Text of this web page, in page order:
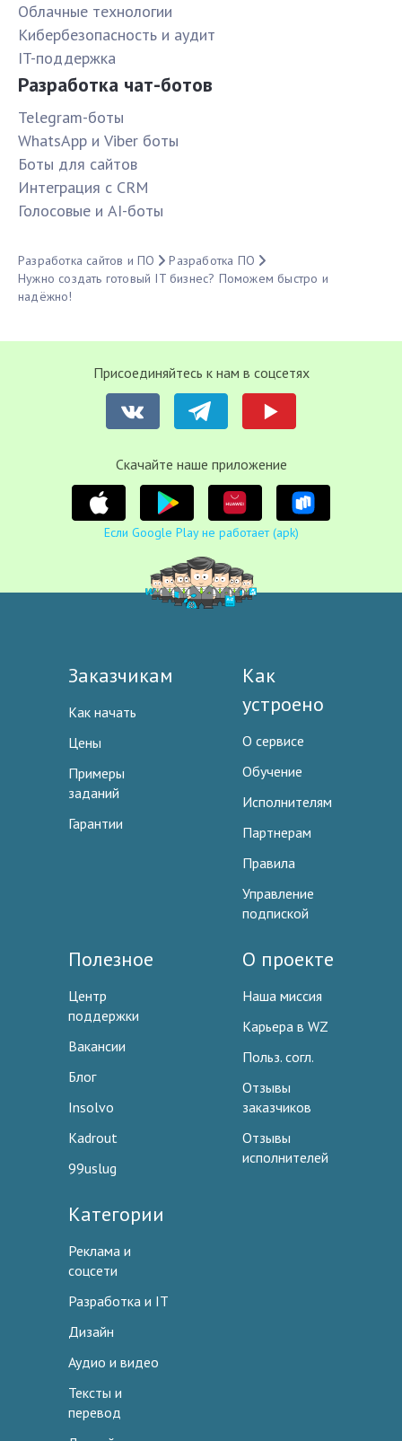
Облачные технологии
Кибербезопасность и аудит
IT-поддержка
Разработка чат-ботов
Telegram-боты
WhatsApp и Viber боты
Боты для сайтов
Интеграция с CRM
Голосовые и AI-боты
Разработка сайтов и ПО
Разработка ПО
Нужно создать готовый IT бизнес? Поможем быстро и
надёжно!
Присоединяйтесь к нам в соцсетях
Cкачайте наше приложение
Если Google Play не работает (apk)
Заказчикам
Как начать
Цены
Примеры
заданий
Гарантии
Как
устроено
О сервисе
Обучение
Исполнителям
Партнерам
Правила
Управление
подпиской
Полезное
Центр
поддержки
Вакансии
Блог
Insolvo
Kadrout
99uslug
О проекте
Наша миссия
Карьера в WZ
Польз. согл.
Отзывы
заказчиков
Отзывы
исполнителей
Категории
Реклама и
соцсети
Разработка и IT
Дизайн
Аудио и видео
Тексты и
перевод